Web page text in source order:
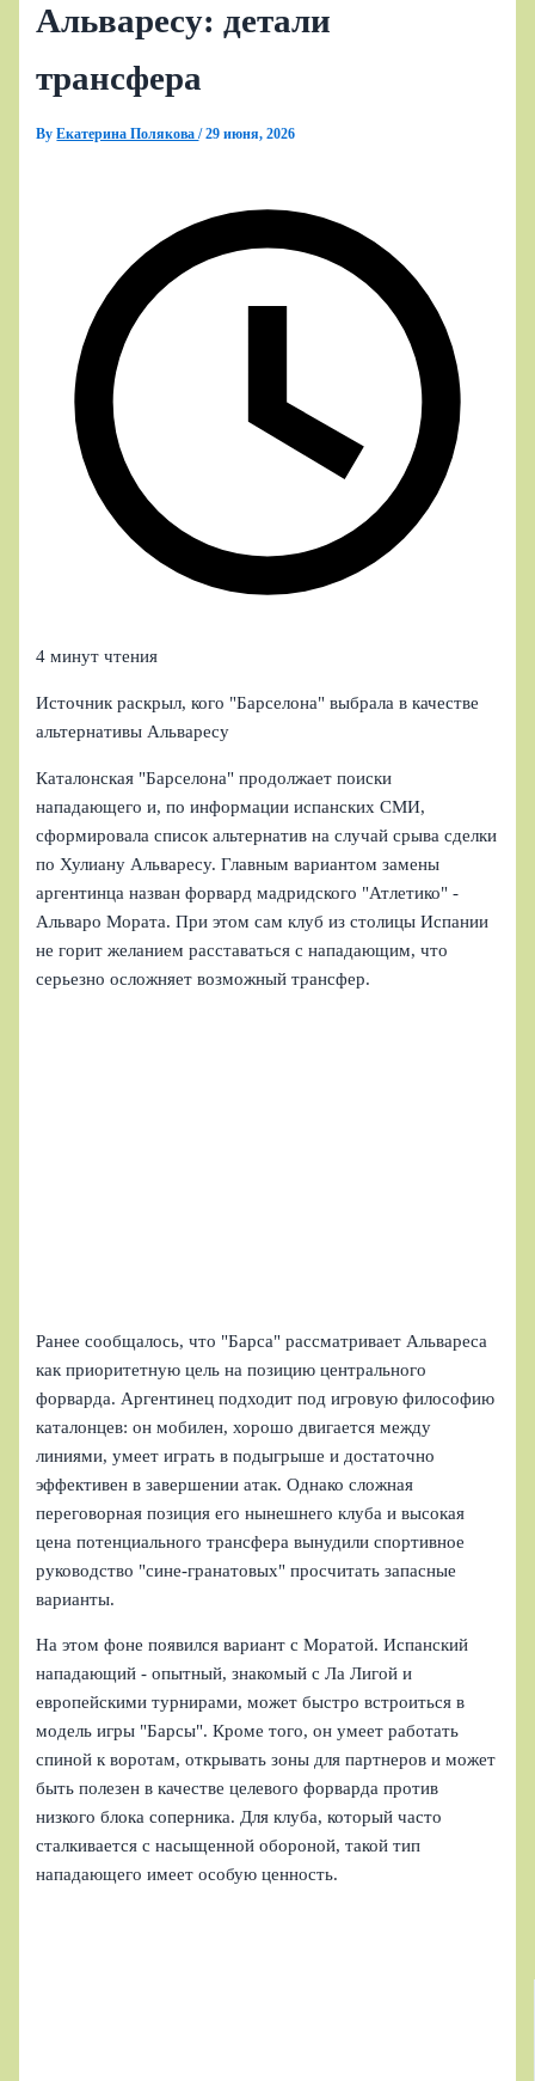
Альваресу: детали
трансфера
ByЕкатерина Полякова/29 июня, 2026
4 минут чтения
Источник раскрыл, кого "Барселона" выбрала в качестве
альтернативы Альваресу
Каталонская "Барселона" продолжает поиски
нападающего и, по информации испанских СМИ,
сформировала список альтернатив на случай срыва сделки
по Хулиану Альваресу. Главным вариантом замены
аргентинца назван форвард мадридского "Атлетико" -
Альваро Мората. При этом сам клуб из столицы Испании
не горит желанием расставаться с нападающим, что
серьезно осложняет возможный трансфер.
Ранее сообщалось, что "Барса" рассматривает Альвареса
как приоритетную цель на позицию центрального
форварда. Аргентинец подходит под игровую философию
каталонцев: он мобилен, хорошо двигается между
линиями, умеет играть в подыгрыше и достаточно
эффективен в завершении атак. Однако сложная
переговорная позиция его нынешнего клуба и высокая
цена потенциального трансфера вынудили спортивное
руководство "сине-гранатовых" просчитать запасные
варианты.
На этом фоне появился вариант с Моратой. Испанский
нападающий - опытный, знакомый с Ла Лигой и
европейскими турнирами, может быстро встроиться в
модель игры "Барсы". Кроме того, он умеет работать
спиной к воротам, открывать зоны для партнеров и может
быть полезен в качестве целевого форварда против
низкого блока соперника. Для клуба, который часто
сталкивается с насыщенной обороной, такой тип
нападающего имеет особую ценность.